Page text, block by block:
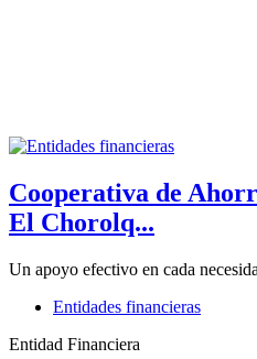
Cooperativa de
El Chorolq...
Un apoyo efectivo en cada
Entidades financieras
Entidad Financiera